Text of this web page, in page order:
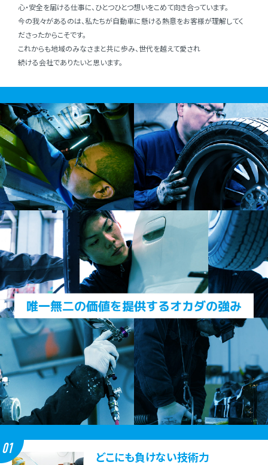
⼼・安全を届ける仕事に、ひとつひとつ想いをこめて向き合っています。
今の我々があるのは、私たちが⾃動⾞に懸ける熱意をお客様が理解してく
ださったからこそです。
これからも地域のみなさまと共に歩み、世代を越えて愛され
続ける会社でありたいと思います。
01 どこにも負けない技術⼒